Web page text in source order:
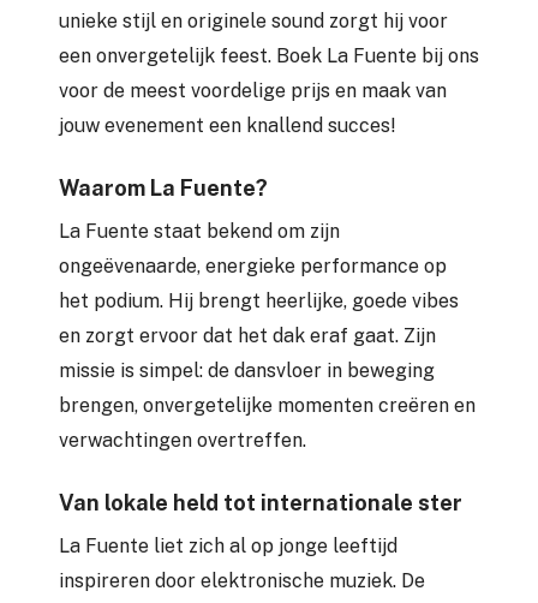
unieke stijl en originele sound zorgt hij voor
een onvergetelijk feest. Boek La Fuente bij ons
voor de meest voordelige prijs en maak van
jouw evenement een knallend succes!
Waarom La Fuente?
La Fuente staat bekend om zijn
ongeëvenaarde, energieke performance op
het podium. Hij brengt heerlijke, goede vibes
en zorgt ervoor dat het dak eraf gaat. Zijn
missie is simpel: de dansvloer in beweging
brengen, onvergetelijke momenten creëren en
verwachtingen overtreffen.
Van lokale held tot internationale ster
La Fuente liet zich al op jonge leeftijd
inspireren door elektronische muziek. De